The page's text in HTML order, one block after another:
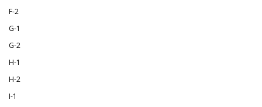
F-2
G-1
G-2
H-1
H-2
I-1